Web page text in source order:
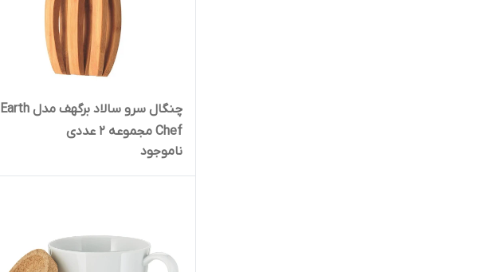
چنگال سرو سالاد برگهف مدل Earth
Chef مجموعه 2 عددی
ناموجود